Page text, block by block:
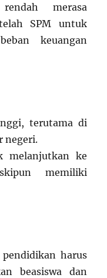
merasa
SPM untuk
keuangan
terutama di
negeri.
melanjutkan ke
memiliki
harus
beasiswa dan